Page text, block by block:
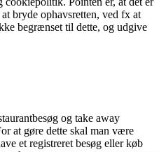
bryde ophavsretten, ved fx at
begrænset til dette, og udgive
og take away
at gøre dette skal man være
et registreret besøg eller køb